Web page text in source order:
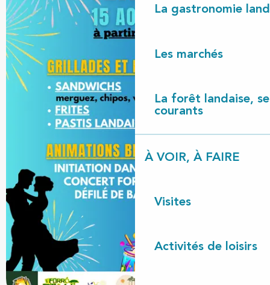
La gastronomie
Les marchés
La forêt landaise,
courants
À VOIR, À FAIRE
Visites
Activités de loisirs